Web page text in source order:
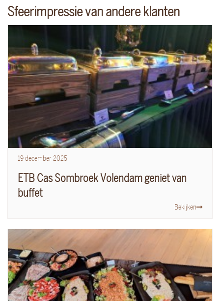
Sfeerimpressie van andere klanten
19 december 2025
ETB Cas Sombroek Volendam geniet van
buffet
Bekijken